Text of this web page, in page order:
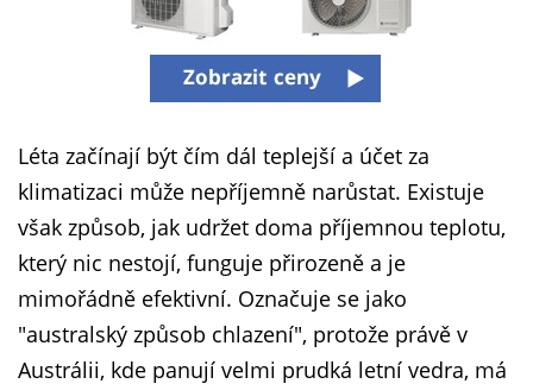
Léta začínají být čím dál teplejší a účet za
klimatizaci může nepříjemně narůstat. Existuje
však způsob, jak udržet doma příjemnou teplotu,
který nic nestojí, funguje přirozeně a je
mimořádně efektivní. Označuje se jako
"australský způsob chlazení", protože právě v
Austrálii, kde panují velmi prudká letní vedra, má